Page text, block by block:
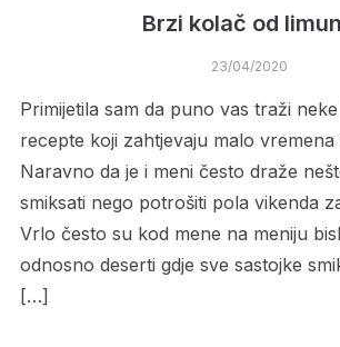
Brzi kolač od
23/04/2020
Primijetila sam da puno vas traži
recepte koji zahtjevaju malo vremena
Naravno da je i meni često draže
smiksati nego potrošiti pola vikenda
Vrlo često su kod mene na meniju
odnosno deserti gdje sve sastojke
[…]